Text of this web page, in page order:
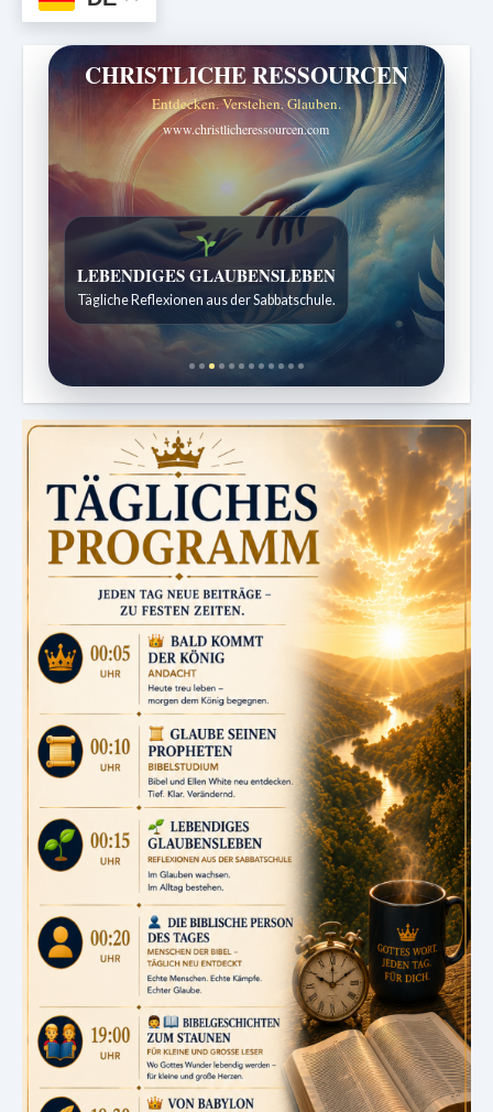
CHRISTLICHE RESSOURCEN
Entdecken. Verstehen. Glauben.
www.christlicheressourcen.com
Bibelgeschichten zum Staunen
Kindergeschichten für 7 bis 12 Jahre.